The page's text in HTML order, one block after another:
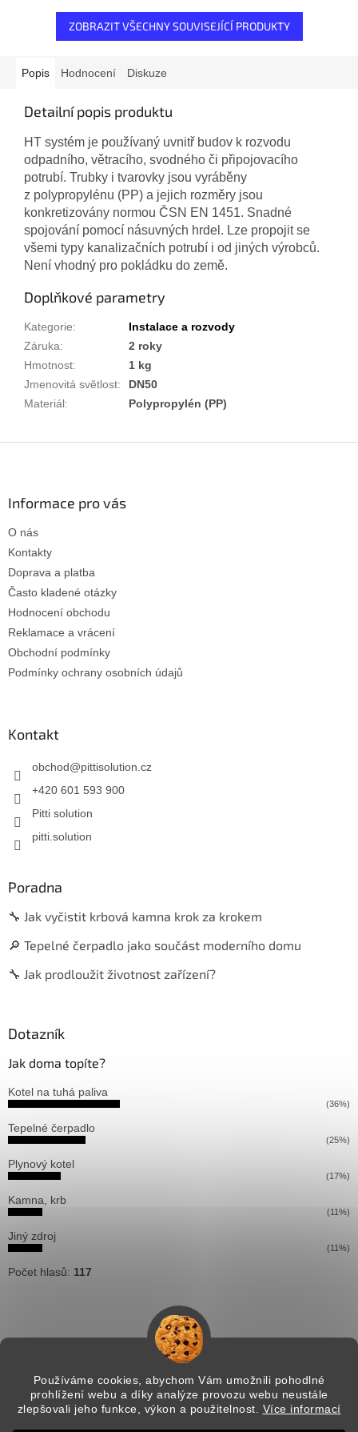
Používáme cookies, abychom Vám umožnili pohodlné
prohlížení webu a díky analýze provozu webu neustále
zlepšovali jeho funkce, výkon a použitelnost. Více informací
ZOBRAZIT VŠECHNY SOUVISEJÍCÍ PRODUKTY
Popis Hodnocení Diskuze
Detailní popis produktu
HT systém je používaný uvnitř budov k rozvodu
odpadního, větracího, svodného či připojovacího
potrubí. Trubky i tvarovky jsou vyráběny
z polypropylénu (PP) a jejich rozměry jsou
konkretizovány normou ČSN EN 1451. Snadné
spojování pomocí násuvných hrdel. Lze propojit se
všemi typy kanalizačních potrubí i od jiných výrobců.
Není vhodný pro pokládku do země.
Doplňkové parametry
Kategorie:
Instalace a rozvody
Záruka:
2 roky
Hmotnost:
1 kg
Jmenovitá světlost:
DN50
Materiál: Polypropylén (PP)
Informace pro vás
O nás
Kontakty
Doprava a platba
Často kladené otázky
Hodnocení obchodu
Reklamace a vrácení
Obchodní podmínky
Podmínky ochrany osobních údajů
Kontakt
obchod@pittisolution.cz
+420 601 593 900
Pitti solution
pitti.solution
Poradna
🔧 Jak vyčistit krbová kamna krok za krokem
🔎 Tepelné čerpadlo jako součást moderního domu
🔧 Jak prodloužit životnost zařízení?
Dotazník
Jak doma topíte?
Kotel na tuhá paliva
(36%)
Tepelné čerpadlo
(25%)
Plynový kotel
(17%)
Kamna, krb
(11%)
Jiný zdroj
(11%)
Počet hlasů: 117
Vytvořil Shoptet